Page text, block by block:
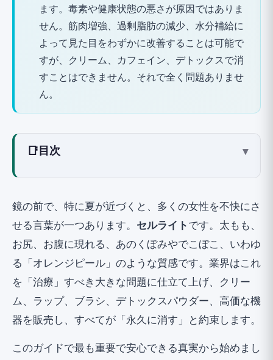
ます。毒素や健康状態の悪さが原因ではありま
せん。筋肉増強、過剰脂肪の減少、水分補給に
よって見た目をわずかに改善することは可能で
すが、クリーム、カフェイン、デトックスで消
すことはできません。それで全く問題ありませ
ん。
📑 目次 ▾
セルライトの原因ではないもの：「毒素」神
見た目をわずかに改善するものは？（🟡 現
実的な期待）
クリーム、カフェイン、レチノール：なぜ効
果は小さく一時的なのか（🟡）
一時的（🟡、皮膚科医のみ）
鏡の前で、特に夏が近づくと、多くの女性を不快にさ
せる言葉が一つあります。 セルライトです。太もも、
お尻、お腹に現れる、あのくぼみやでこぼこ、いわゆ
る「オレンジピール」のような質感です。業界はこれ
を「治療」すべき大きな問題に仕立て上げ、クリー
ム、ラップ、ブラシ、デトックスパウダー、高価な機
器を販売し、すべてが「永久に消す」と約束します。
このガイドで最も重要で安心できる真実から始めまし